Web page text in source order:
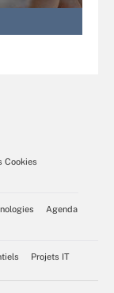
Cookies
Agenda
Projets IT